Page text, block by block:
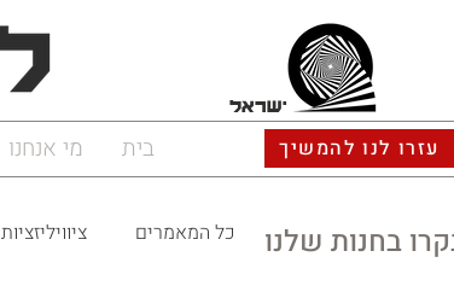
ישראל
עזרו לנו להמשיך בית מי אנחנו
כל המאמרים ציוויליזציות בחנות שלנו